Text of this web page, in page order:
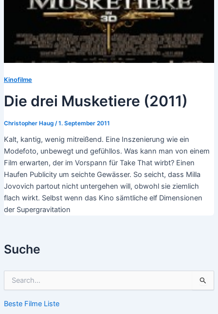
Suche
h
Beste Filme Liste
Kinofilme
Die drei Musketiere (2011)
Christopher Haug /1. September 2011
Kalt, kantig, wenig mitreißend. Eine Inszenierung wie ein
Modefoto, unbewegt und gefühllos. Was kann man von einem
Film erwarten, der im Vorspann für Take That wirbt? Einen
Haufen Publicity um seichte Gewässer. So seicht, dass Milla
Jovovich partout nicht untergehen will, obwohl sie ziemlich
flach wirkt. Selbst wenn das Kino sämtliche elf Dimensionen
der Supergravitation